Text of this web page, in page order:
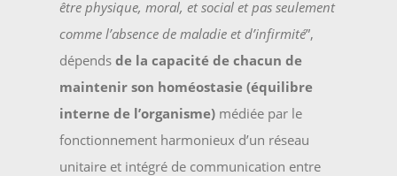
être physique, moral, et social et pas seulement
comme l’absence de maladie et d’infirmité”,
dépendsde la capacité de chacun de
maintenir son homéostasie (équilibre
interne de l’organisme) médiée par le
fonctionnement harmonieux d’un réseau
unitaire et intégré de communication entre